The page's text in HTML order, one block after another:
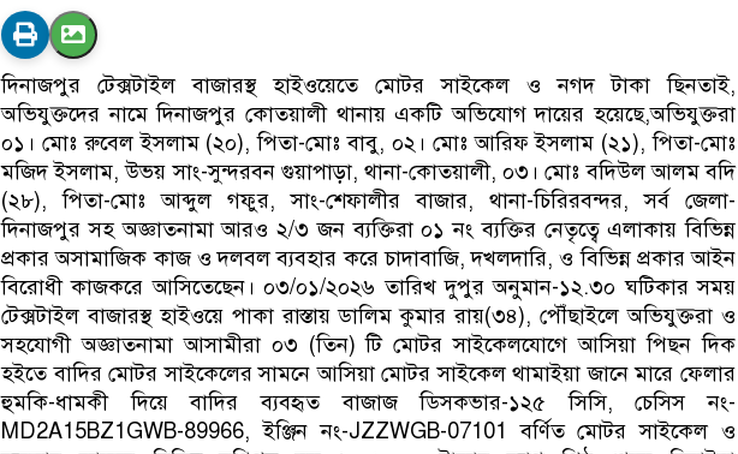
দিনাজপুর টেক্সটাইল বাজারস্থ হাইওয়েতে মোটর সাইকেল ও নগদ টাকা ছিনতাই,
অভিযুক্তদের নামে দিনাজপুর কোতয়ালী থানায় একটি অভিযোগ দায়ের হয়েছে,অভিযুক্তরা
০১। মোঃ রুবেল ইসলাম (২০), পিতা-মোঃ বাবু, ০২। মোঃ আরিফ ইসলাম (২১), পিতা-মোঃ
মজিদ ইসলাম, উভয় সাং-সুন্দরবন গুয়াপাড়া, থানা-কোতয়ালী, ০৩। মোঃ বদিউল আলম বদি
(২৮), পিতা-মোঃ আব্দুল গফুর, সাং-শেফালীর বাজার, থানা-চিরিরবন্দর, সর্ব জেলা-
দিনাজপুর সহ অজ্ঞাতনামা আরও ২/৩ জন ব্যক্তিরা ০১ নং ব্যক্তির নেতৃত্বে এলাকায় বিভিন্ন
প্রকার অসামাজিক কাজ ও দলবল ব্যবহার করে চাদাবাজি, দখলদারি, ও বিভিন্ন প্রকার আইন
বিরোধী কাজকরে আসিতেছেন। ০৩/০১/২০২৬ তারিখ দুপুর অনুমান-১২.৩০ ঘটিকার সময়
টেক্সটাইল বাজারস্থ হাইওয়ে পাকা রাস্তায় ডালিম কুমার রায়(৩৪), পৌঁছাইলে অভিযুক্তরা ও
সহযোগী অজ্ঞাতনামা আসামীরা ০৩ (তিন) টি মোটর সাইকেলযোগে আসিয়া পিছন দিক
হইতে বাদির মোটর সাইকেলের সামনে আসিয়া মোটর সাইকেল থামাইয়া জানে মারে ফেলার
হুমকি-ধামকী দিয়ে বাদির ব্যবহৃত বাজাজ ডিসকভার-১২৫ সিসি, চেসিস নং-
MD2A15BZ1GWB-89966, ইঞ্জিন নং-JZZWGB-07101 বর্ণিত মোটর সাইকেল ও